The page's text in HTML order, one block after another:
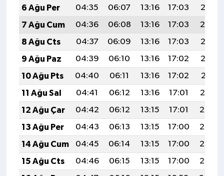
6 Ağu Per
04:35 06:07 13:16 17:03
20:15
7 Ağu Cum
04:36 06:08 13:16 17:03
20:14
8 Ağu Cts
04:37 06:09 13:16 17:03
20:13
9 Ağu Paz
04:39 06:10 13:16 17:02
20:12
10 Ağu Pts
04:40 06:11 13:16 17:02
20:11
11 Ağu Sal
04:41 06:12 13:16 17:01
20:10
12 Ağu Çar
04:42 06:12 13:15 17:01
20:08
13 Ağu Per
04:43 06:13 13:15 17:00
20:07
14 Ağu Cum
04:45 06:14 13:15 17:00
20:06
15 Ağu Cts
04:46 06:15 13:15 17:00
20:05